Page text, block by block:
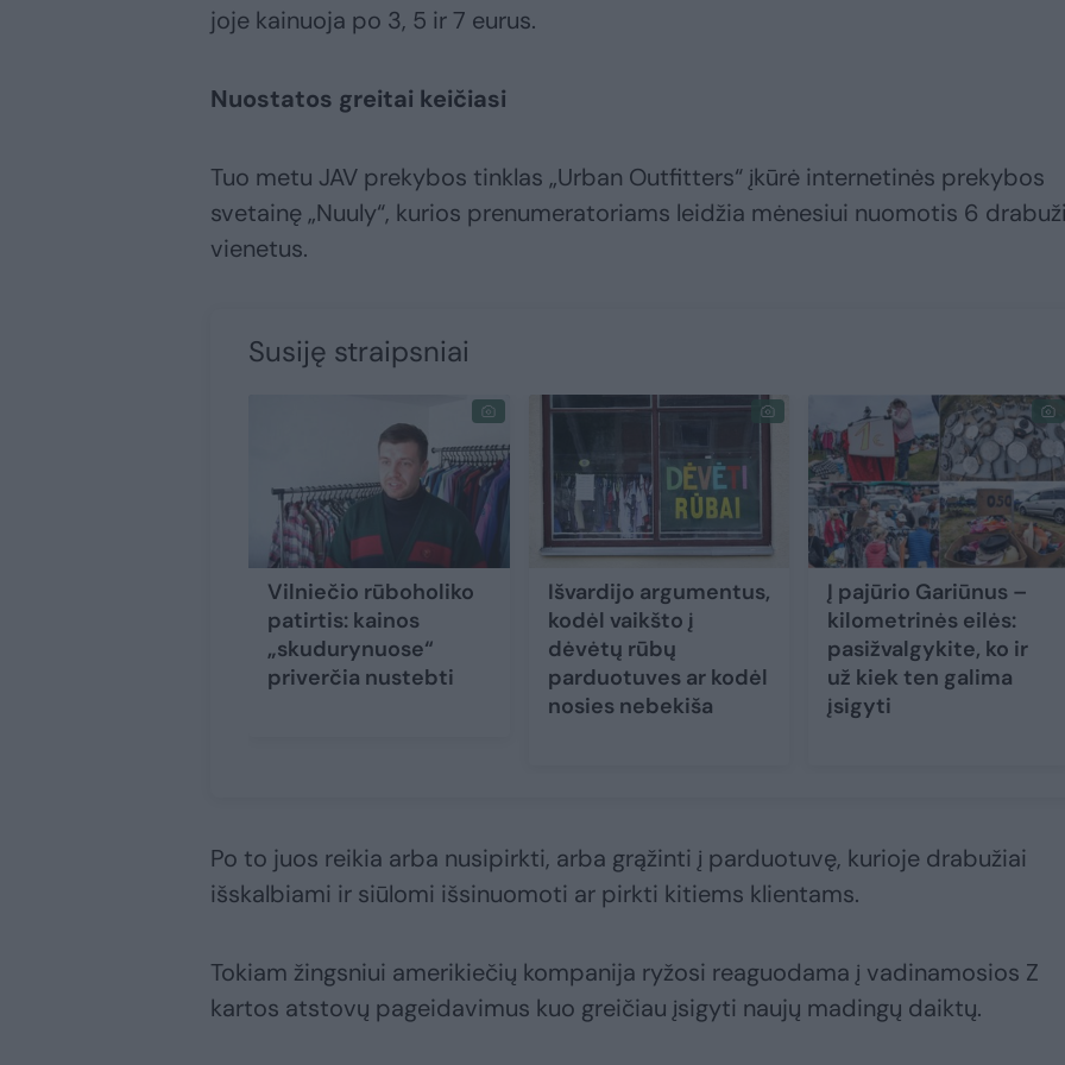
joje kainuoja po 3, 5 ir 7 eurus.
Nuostatos greitai keičiasi
Tuo metu JAV prekybos tinklas „Urban Outfitters“ įkūrė internetinės prekybos
svetainę „Nuuly“, kurios prenumeratoriams leidžia mėnesiui nuomotis 6
vienetus.
Susiję straipsniai
Vilniečio rūboholiko
patirtis: kainos
„skudurynuose“
priverčia nustebti
Išvardijo argumentus,
kodėl vaikšto į
dėvėtų rūbų
parduotuves ar kodėl
nosies nebekiša
Į pajūrio Gariūnus –
kilometrinės eilės:
pasižvalgykite, ko ir
už kiek ten galima
įsigyti
Po to juos reikia arba nusipirkti, arba grąžinti į parduotuvę, kurioje drabužiai
išskalbiami ir siūlomi išsinuomoti ar pirkti kitiems klientams.
Tokiam žingsniui amerikiečių kompanija ryžosi reaguodama į vadinamosios Z
kartos atstovų pageidavimus kuo greičiau įsigyti naujų madingų daiktų.